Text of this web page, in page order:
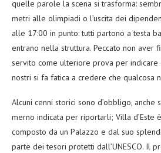
quelle parole la scena si trasforma:
metri alle olimpiadi o l’uscita dei
alle 17:00 in punto: tutti partono a testa
entrano nella struttura. Peccato non aver
servito come ulteriore prova per indicare
nostri si fa fatica a credere che qualcosa
Alcuni cenni storici sono d’obbligo, anche
merno indicata per riportarli; Villa d’Este
composto da un Palazzo e dal suo
parte dei tesori protetti dall’UNESCO. Il